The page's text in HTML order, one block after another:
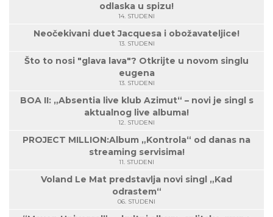
odlaska u spizu!
14. STUDENI
Neočekivani duet Jacquesa i obožavateljice!
13. STUDENI
Što to nosi "glava lava"? Otkrijte u novom singlu
eugena
13. STUDENI
BOA II: „Absentia live klub Azimut“ – novi je singl s
aktualnog live albuma!
12. STUDENI
PROJECT MILLION:Album „Kontrola“ od danas na
streaming servisima!
11. STUDENI
Voland Le Mat predstavlja novi singl „Kad
odrastem“
06. STUDENI